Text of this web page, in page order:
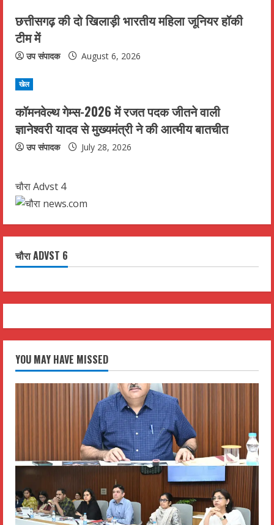
छत्तीसगढ़ की दो खिलाड़ी भारतीय महिला जूनियर हॉकी
टीम में
उप संपादक August 6, 2026
खेल
कॉमनवेल्थ गेम्स-2026 में रजत पदक जीतने वाली
ज्ञानेश्वरी यादव से मुख्यमंत्री ने की आत्मीय बातचीत
उप संपादक July 28, 2026
चौरा Advst 4
चौरा ADVST 6
YOU MAY HAVE MISSED